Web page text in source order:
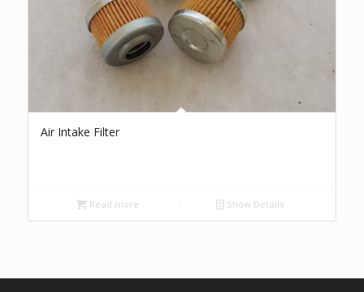
Air Intake Filter
Read more Show Details